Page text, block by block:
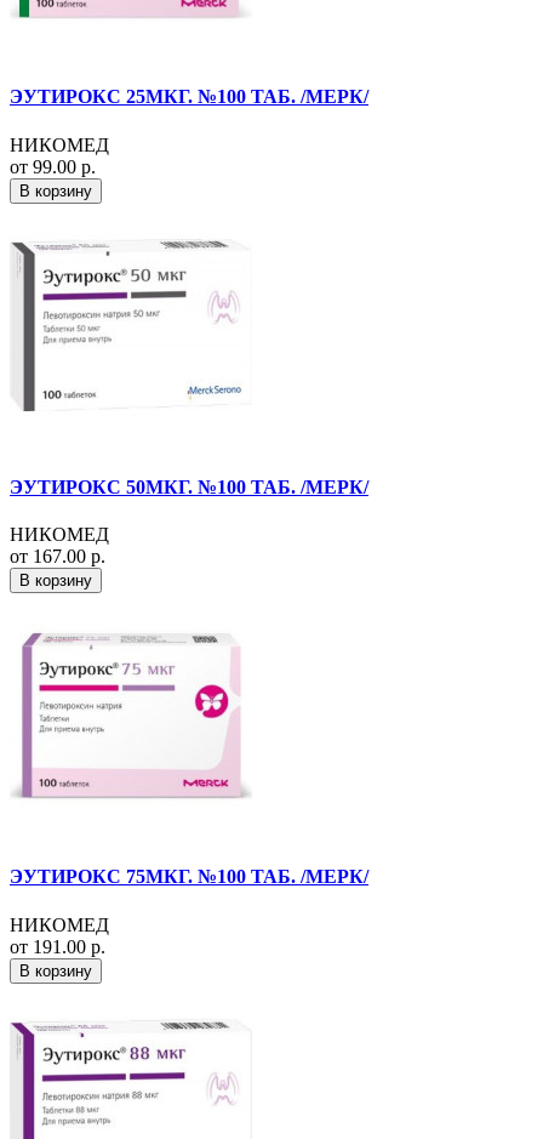
ЭУТИРОКС 25МКГ. №100 ТАБ. /МЕРК/
НИКОМЕД
от 99.00 р.
В корзину
ЭУТИРОКС 50МКГ. №100 ТАБ. /МЕРК/
НИКОМЕД
от 167.00 р.
В корзину
ЭУТИРОКС 75МКГ. №100 ТАБ. /МЕРК/
НИКОМЕД
от 191.00 р.
В корзину